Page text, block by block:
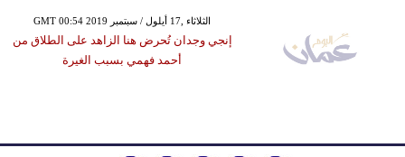
GMT 00:54 2019 الثلاثاء ,17 أيلول / سبتمبر
إنجي وجدان تُحرض هنا الزاهد على الطلاق من
أحمد فهمي بسبب الغيرة